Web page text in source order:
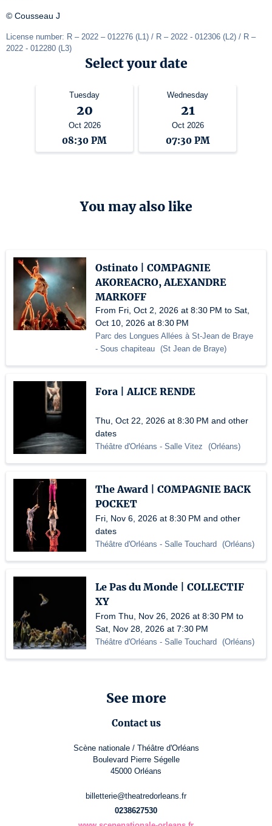
© Cousseau J
License number: R – 2022 – 012276 (L1) / R – 2022 - 012306 (L2) / R –
2022 - 012280 (L3)
Select your date
Tuesday
20
Oct 2026
08:30 PM
Wednesday
21
Oct 2026
07:30 PM
You may also like
Ostinato | COMPAGNIE
AKOREACRO, ALEXANDRE
MARKOFF
From Fri, Oct 2, 2026 at 8:30 PM to Sat,
Oct 10, 2026 at 8:30 PM
Parc des Longues Allées à St-Jean de Braye
- Sous chapiteau (St Jean de Braye)
Fora | ALICE RENDE
Thu, Oct 22, 2026 at 8:30 PM and other
dates
Théâtre d'Orléans - Salle Vitez (Orléans)
The Award | COMPAGNIE BACK
POCKET
Fri, Nov 6, 2026 at 8:30 PM and other
dates
Théâtre d'Orléans - Salle Touchard (Orléans)
Le Pas du Monde | COLLECTIF
XY
From Thu, Nov 26, 2026 at 8:30 PM to
Sat, Nov 28, 2026 at 7:30 PM
Théâtre d'Orléans - Salle Touchard (Orléans)
See more
Contact us
Scène nationale / Théâtre d'Orléans
Boulevard Pierre Ségelle
45000 Orléans
billetterie@theatredorleans.fr
0238627530